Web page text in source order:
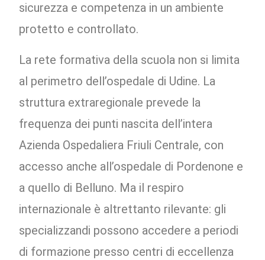
sicurezza e competenza in un ambiente
protetto e controllato.
La rete formativa della scuola non si limita
al perimetro dell’ospedale di Udine. La
struttura extraregionale prevede la
frequenza dei punti nascita dell’intera
Azienda Ospedaliera Friuli Centrale, con
accesso anche all’ospedale di Pordenone e
a quello di Belluno. Ma il respiro
internazionale è altrettanto rilevante: gli
specializzandi possono accedere a periodi
di formazione presso centri di eccellenza